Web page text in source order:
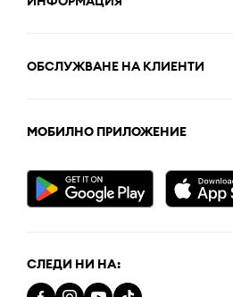
ОБСЛУЖВАНЕ НА КЛИЕНТИ
МОБИЛНО ПРИЛОЖЕНИЕ
СЛЕДИ НИ НА: